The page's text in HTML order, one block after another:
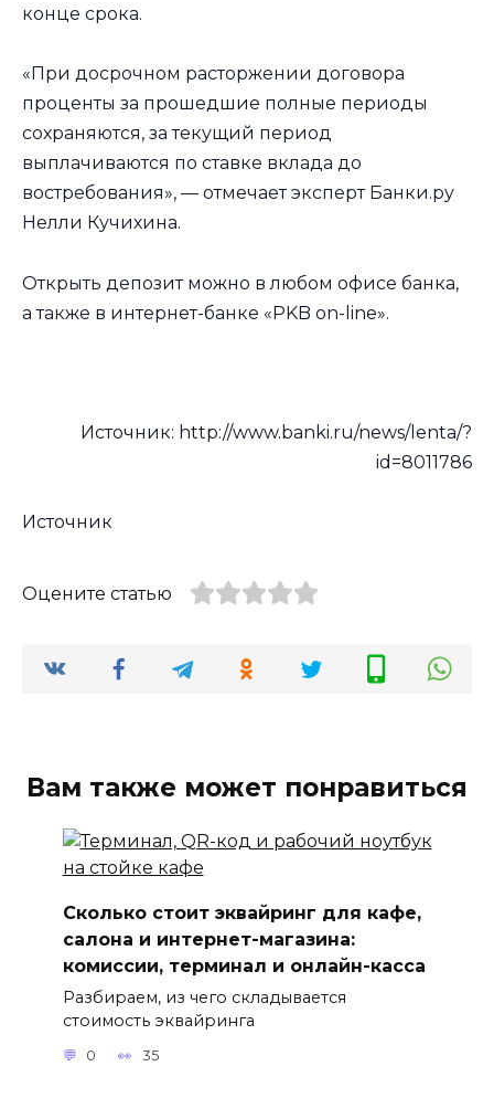
конце срока.
«При досрочном расторжении договора
проценты за прошедшие полные периоды
сохраняются, за текущий период
выплачиваются по ставке вклада до
востребования», — отмечает эксперт Банки.ру
Нелли Кучихина.
Открыть депозит можно в любом офисе банка,
а также в интернет-банке «PKB on-line».
Источник: http://www.banki.ru/news/lenta/?
id=8011786
Источник
Оцените статью
Вам также может понравиться
Сколько стоит эквайринг для кафе,
салона и интернет-магазина:
комиссии, терминал и онлайн-касса
Разбираем, из чего складывается
стоимость эквайринга
0 35